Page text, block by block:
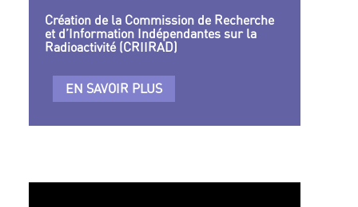
Création de la Commission de Recherche
et d’Information Indépendantes sur la
Radioactivité (CRIIRAD)
EN SAVOIR PLUS